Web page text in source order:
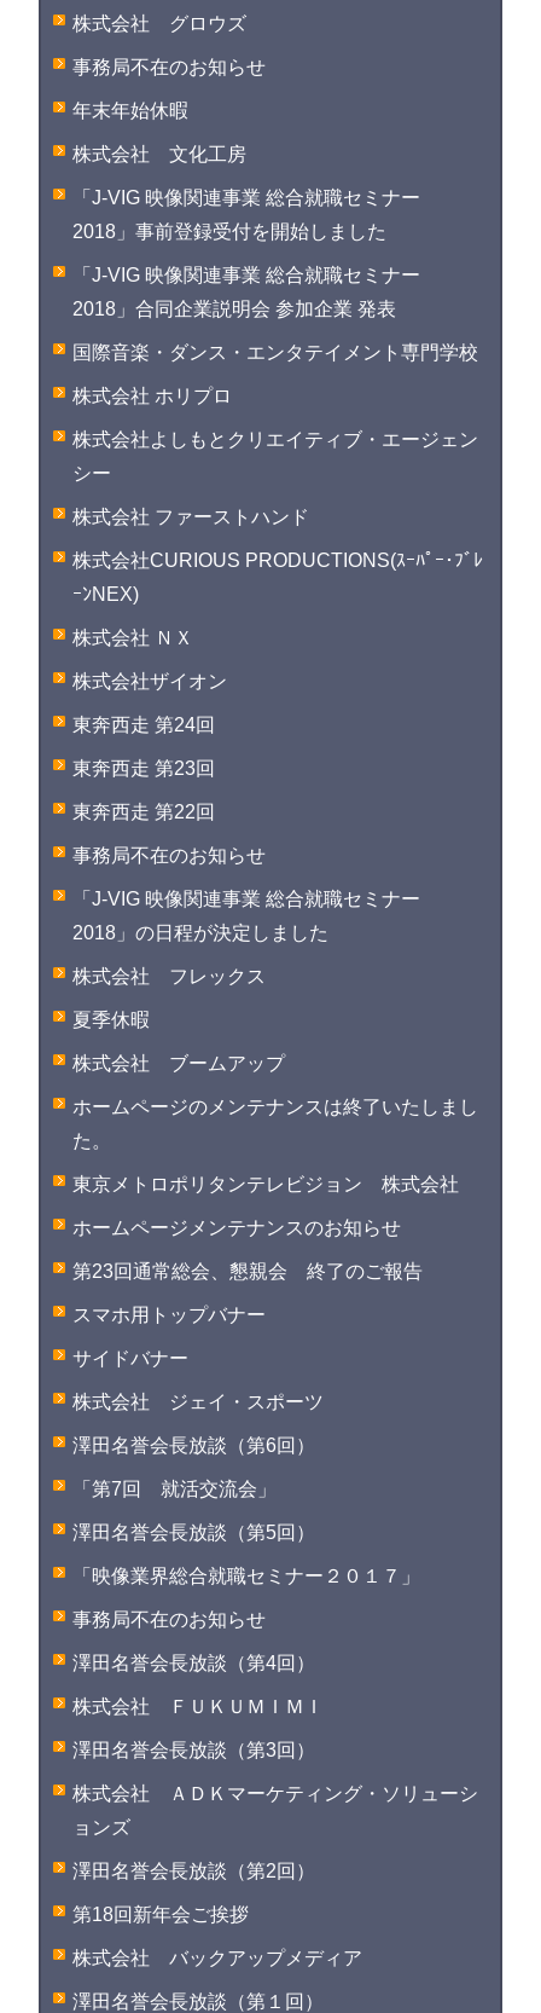
株式会社 グロウズ
事務局不在のお知らせ
年末年始休暇
株式会社 文化工房
「J-VIG 映像関連事業 総合就職セミナー
2018」事前登録受付を開始しました
「J-VIG 映像関連事業 総合就職セミナー
2018」合同企業説明会 参加企業 発表
国際音楽・ダンス・エンタテイメント専門学校
株式会社 ホリプロ
株式会社よしもとクリエイティブ・エージェン
シー
株式会社 ファーストハンド
株式会社CURIOUS PRODUCTIONS(ｽｰﾊﾟｰ･ﾌﾞﾚ
ｰﾝNEX)
株式会社 ＮＸ
株式会社ザイオン
東奔西走 第24回
東奔西走 第23回
東奔西走 第22回
事務局不在のお知らせ
「J-VIG 映像関連事業 総合就職セミナー
2018」の日程が決定しました
株式会社 フレックス
夏季休暇
株式会社 ブームアップ
ホームページのメンテナンスは終了いたしまし
た。
東京メトロポリタンテレビジョン 株式会社
ホームページメンテナンスのお知らせ
第23回通常総会、懇親会 終了のご報告
スマホ用トップバナー
サイドバナー
株式会社 ジェイ・スポーツ
澤田名誉会長放談（第6回）
「第7回 就活交流会」
澤田名誉会長放談（第5回）
「映像業界総合就職セミナー２０１７」
事務局不在のお知らせ
澤田名誉会長放談（第4回）
株式会社 ＦＵＫＵＭＩＭＩ
澤田名誉会長放談（第3回）
株式会社 ＡＤＫマーケティング・ソリューシ
ョンズ
澤田名誉会長放談（第2回）
第18回新年会ご挨拶
株式会社 バックアップメディア
澤田名誉会長放談（第１回）